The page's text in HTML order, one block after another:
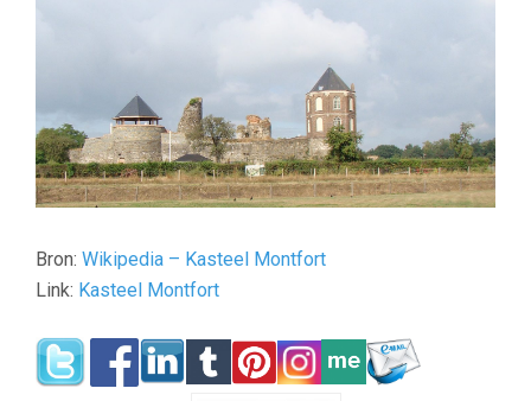
Bron: Wikipedia – Kasteel Montfort
Link: Kasteel Montfort